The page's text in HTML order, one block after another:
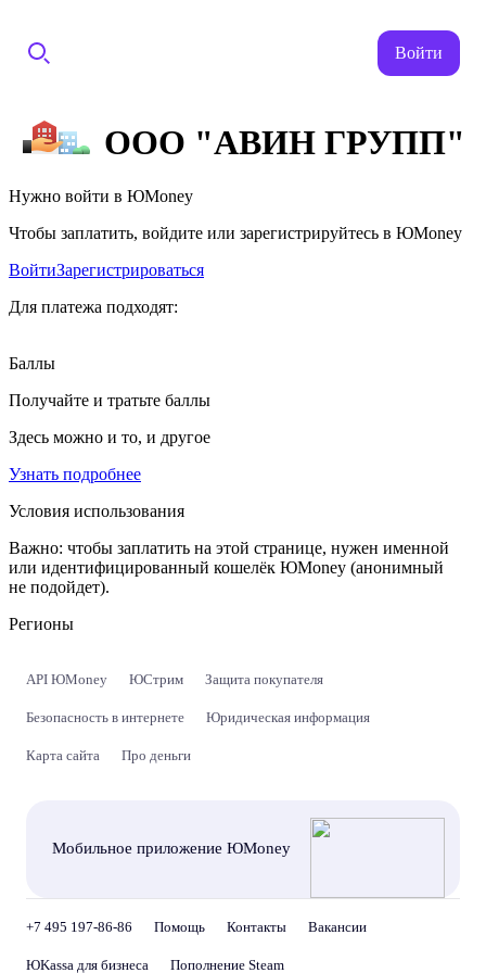
Войти
ООО "АВИН ГРУПП"
Нужно войти в ЮMoney
Чтобы заплатить, войдите или зарегистрируйтесь в ЮMoney
ВойтиЗарегистрироваться
Для платежа подходят:
Баллы
Получайте и тратьте баллы
Здесь можно и то, и другое
Узнать подробнее
Условия использования
Важно: чтобы заплатить на этой странице, нужен именной
или идентифицированный кошелёк ЮMoney (анонимный
не подойдет).
Регионы
API ЮMoney ЮСтрим Защита покупателя
Безопасность в интернете Юридическая информация
Карта сайта Про деньги
Мобильное приложение ЮMoney
+7 495 197-86-86 Помощь Контакты Вакансии
ЮKassa для бизнеса Пополнение Steam